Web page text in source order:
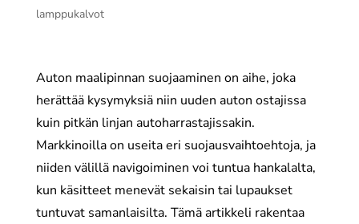
lamppukalvot
Auton maalipinnan suojaaminen on aihe, joka
herättää kysymyksiä niin uuden auton ostajissa
kuin pitkän linjan autoharrastajissakin.
Markkinoilla on useita eri suojausvaihtoehtoja, ja
niiden välillä navigoiminen voi tuntua hankalalta,
kun käsitteet menevät sekaisin tai lupaukset
tuntuvat samanlaisilta. Tämä artikkeli rakentaa